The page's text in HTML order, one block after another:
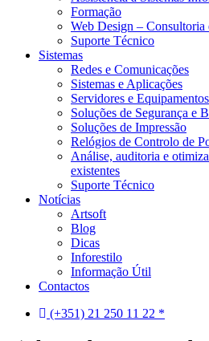
Formação
Web Design –
Suporte Técnico
Sistemas
Redes e Comunicações
Sistemas e Aplicações
Servidores e Equipamentos
Soluções de Segurança e
Soluções de Impressão
Relógios de Controlo de
Análise, auditoria e
existentes
Suporte Técnico
Notícias
Artsoft
Blog
Dicas
Inforestilo
Informação Útil
Contactos
(+351) 21 250 11 22 *